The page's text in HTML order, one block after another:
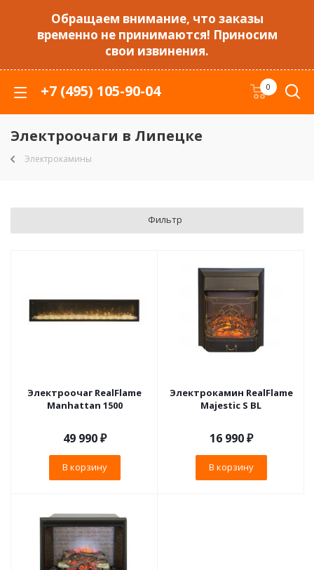
Обращаем внимание, что заказы
временно не принимаются! Приносим
свои извинения.
+7 (495) 105-90-04 0
Электроочаги в Липецке
Электрокамины
Фильтр
Электроочаг RealFlame
Manhattan 1500
49 990₽
В корзину
Электрокамин RealFlame
Majestic S BL
16 990₽
В корзину